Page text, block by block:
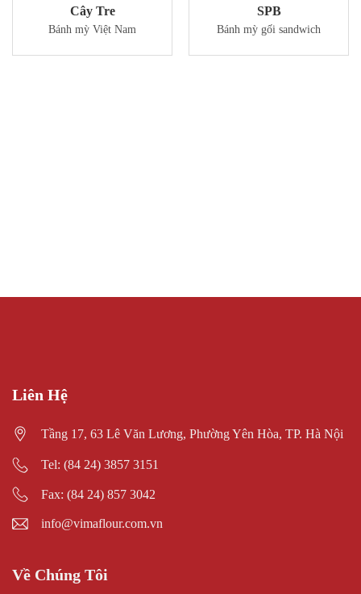
Cây Tre
Bánh mỳ Việt Nam
SPB
Bánh mỳ gối sandwich
Liên Hệ
Tầng 17, 63 Lê Văn Lương, Phường Yên Hòa, TP. Hà Nội
Tel: (84 24) 3857 3151
Fax: (84 24) 857 3042
info@vimaflour.com.vn
Về Chúng Tôi